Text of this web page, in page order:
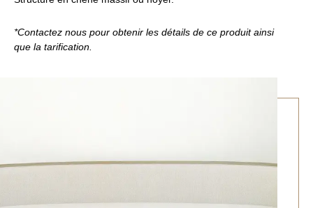
*Contactez nous pour obtenir les détails de ce produit ainsi
que la tarification.